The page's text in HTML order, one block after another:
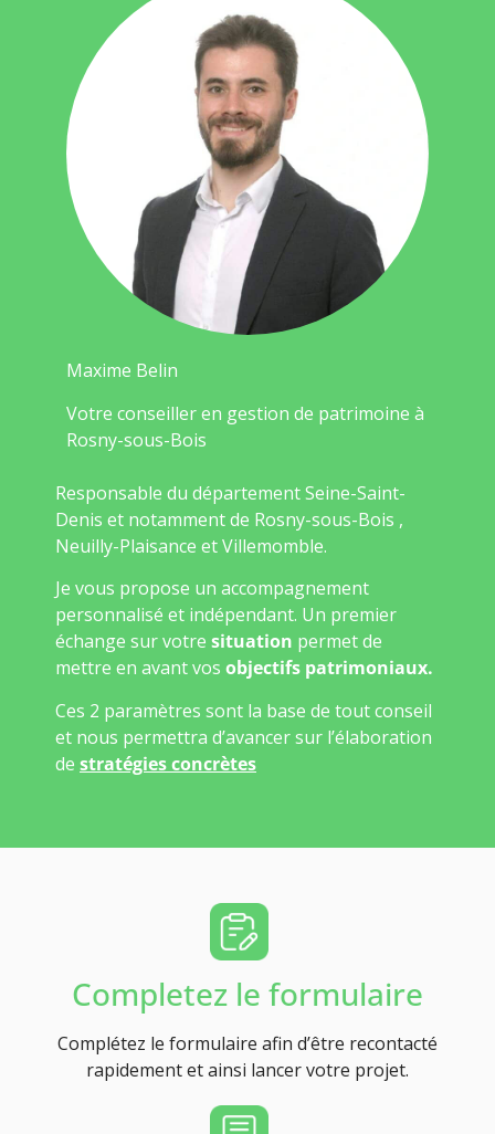
Maxime Belin
Votre conseiller en gestion de patrimoine à
Rosny-sous-Bois
Responsable du département Seine-Saint-
Denis et notamment de Rosny-sous-Bois ,
Neuilly-Plaisance et Villemomble.
Je vous propose un accompagnement
personnalisé et indépendant. Un premier
échange sur votre situation permet de
mettre en avant vos objectifs patrimoniaux.
Ces 2 paramètres sont la base de tout conseil
et nous permettra d’avancer sur l’élaboration
de stratégies concrètes
Completez le formulaire
Complétez le formulaire afin d’être recontacté
rapidement et ainsi lancer votre projet.